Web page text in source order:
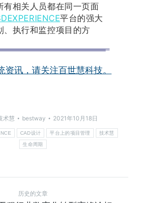
有相关人员都在同一页面
平台的强大
、执行和监控项目的方
资讯，请关注百世慧科技。
术慧 bestway
2021年10月18日
CAD设计 平台上的项目管理 技术慧
生命周期
历史的文章